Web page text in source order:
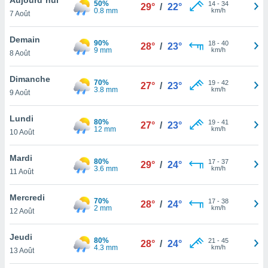
et
»,
au
vous
qu'ils
ou
le
ainsi
un
la
du
7 Août
50%
0.8 mm
29° / 22° 14- 34
km/h
Demain
8 Août
90%
9 mm
28° / 23° 18- 40
km/h
Dimanche
9 Août
70%
3.8 mm
27° / 23° 19- 42
km/h
Lundi
10 Août
80%
12 mm
27° / 23° 19- 41
km/h
Mardi
11 Août
80%
3.6 mm
29° / 24° 17- 37
km/h
Mercredi
12 Août
70%
2 mm
28° / 24° 17- 38
km/h
Jeudi
13 Août
80%
4.3 mm
28° / 24° 21 - 45
km/h